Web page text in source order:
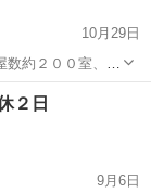
10月29日
２日
9月6日